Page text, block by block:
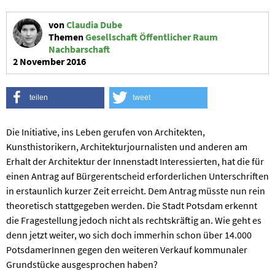
vonClaudia Dube
ThemenGesellschaftÖffentlicher Raum
Nachbarschaft
2 November 2016
teilen tweet
Die Initiative, ins Leben gerufen von Architekten,
Kunsthistorikern, Architekturjournalisten und anderen am
Erhalt der Architektur der Innenstadt Interessierten, hat die für
einen Antrag auf Bürgerentscheid erforderlichen Unterschriften
in erstaunlich kurzer Zeit erreicht. Dem Antrag müsste nun rein
theoretisch stattgegeben werden. Die Stadt Potsdam erkennt
die Fragestellung jedoch nicht als rechtskräftig an. Wie geht es
denn jetzt weiter, wo sich doch immerhin schon über 14.000
PotsdamerInnen gegen den weiteren Verkauf kommunaler
Grundstücke ausgesprochen haben?